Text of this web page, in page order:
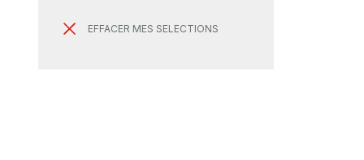
EFFACER MES SELECTIONS